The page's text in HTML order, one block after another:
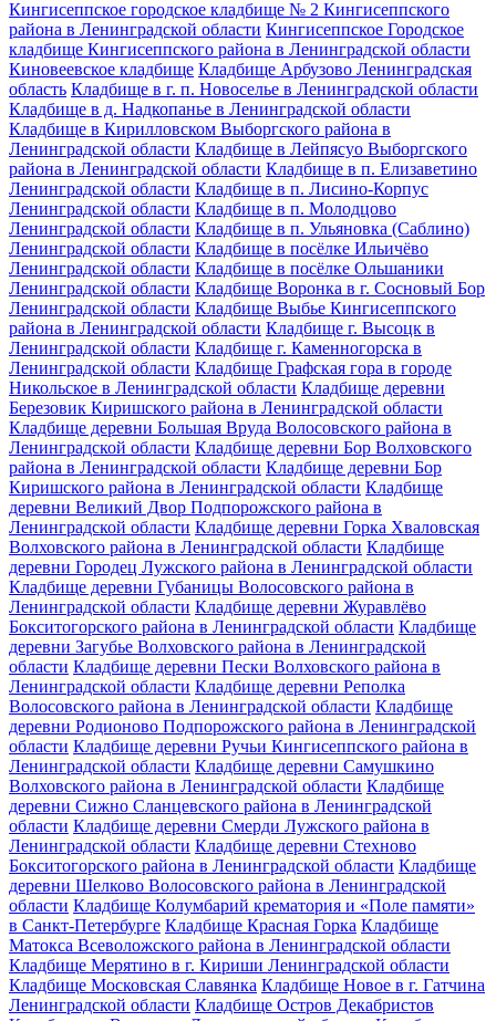
Кингисеппское городское кладбище № 2 Кингисеппского
района в Ленинградской области Кингисеппское Городское
кладбище Кингисеппского района в Ленинградской области
Киновеевское кладбище Кладбище Арбузово Ленинградская
область Кладбище в г. п. Новоселье в Ленинградской области
Кладбище в д. Надкопанье в Ленинградской области
Кладбище в Кирилловском Выборгского района в
Ленинградской области Кладбище в Лейпясуо Выборгского
района в Ленинградской области Кладбище в п. Елизаветино
Ленинградской области Кладбище в п. Лисино-Корпус
Ленинградской области Кладбище в п. Молодцово
Ленинградской области Кладбище в п. Ульяновка (Саблино)
Ленинградской области Кладбище в посёлке Ильичёво
Ленинградской области Кладбище в посёлке Ольшаники
Ленинградской области Кладбище Воронка в г. Сосновый Бор
Ленинградской области Кладбище Выбье Кингисеппского
района в Ленинградской области Кладбище г. Высоцк в
Ленинградской области Кладбище г. Каменногорска в
Ленинградской области Кладбище Графская гора в городе
Никольское в Ленинградской области Кладбище деревни
Березовик Киришского района в Ленинградской области
Кладбище деревни Большая Вруда Волосовского района в
Ленинградской области Кладбище деревни Бор Волховского
района в Ленинградской области Кладбище деревни Бор
Киришского района в Ленинградской области Кладбище
деревни Великий Двор Подпорожского района в
Ленинградской области Кладбище деревни Горка Хваловская
Волховского района в Ленинградской области Кладбище
деревни Городец Лужского района в Ленинградской области
Кладбище деревни Губаницы Волосовского района в
Ленинградской области Кладбище деревни Журавлёво
Бокситогорского района в Ленинградской области Кладбище
деревни Загубье Волховского района в Ленинградской
области Кладбище деревни Пески Волховского района в
Ленинградской области Кладбище деревни Реполка
Волосовского района в Ленинградской области Кладбище
деревни Родионово Подпорожского района в Ленинградской
области Кладбище деревни Ручьи Кингисеппского района в
Ленинградской области Кладбище деревни Самушкино
Волховского района в Ленинградской области Кладбище
деревни Сижно Сланцевского района в Ленинградской
области Кладбище деревни Смерди Лужского района в
Ленинградской области Кладбище деревни Стехново
Бокситогорского района в Ленинградской области Кладбище
деревни Шелково Волосовского района в Ленинградской
области Кладбище Колумбарий крематория и «Поле памяти»
в Санкт-Петербурге Кладбище Красная Горка Кладбище
Матокса Всеволожского района в Ленинградской области
Кладбище Мерятино в г. Кириши Ленинградской области
Кладбище Московская Славянка Кладбище Новое в г. Гатчина
Ленинградской области Кладбище Остров Декабристов